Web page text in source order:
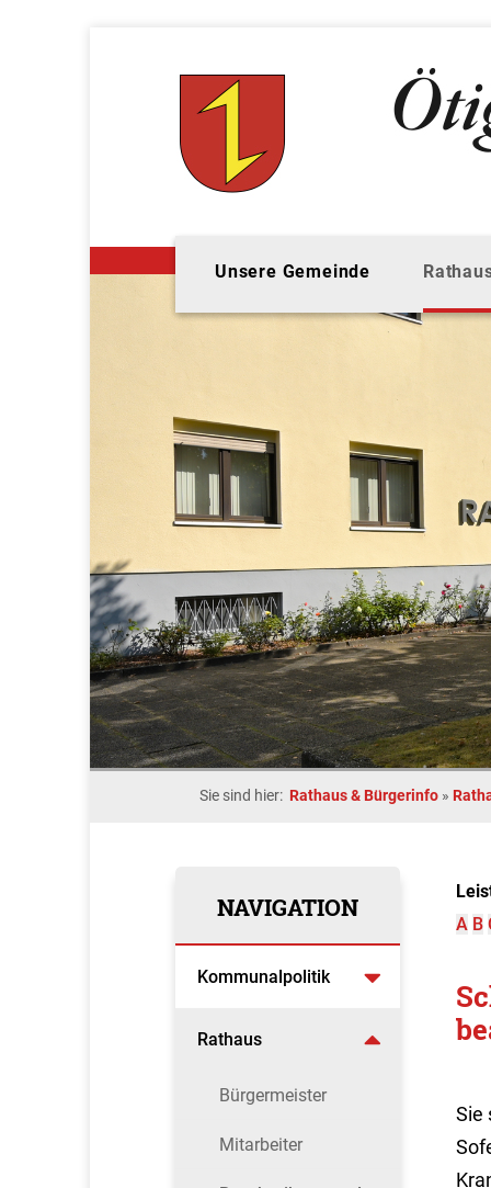
Unsere Gemeinde
Sie sind hier: Rathaus & Bürgerinfo »
NAVIGATION
Kommunalpolitik
Rathaus
Bürgermeister
Mitarbeiter
A B
Sie